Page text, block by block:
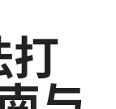
打